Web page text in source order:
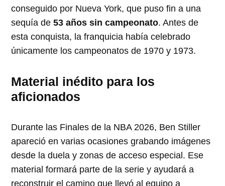
conseguido por Nueva York, que puso fin a una
sequía de53 años sin campeonato. Antes de
esta conquista, la franquicia había celebrado
únicamente los campeonatos de 1970 y 1973.
Material inédito para los
aficionados
Durante las Finales de la NBA 2026, Ben Stiller
apareció en varias ocasiones grabando imágenes
desde la duela y zonas de acceso especial. Ese
material formará parte de la serie y ayudará a
reconstruir el camino que llevó al equipo a